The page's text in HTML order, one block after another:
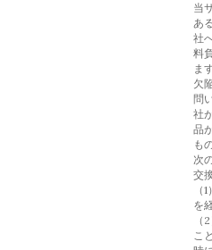
当
あ
社
料
ま
欠
問
社
品
も
次
交
（
を
（
こ